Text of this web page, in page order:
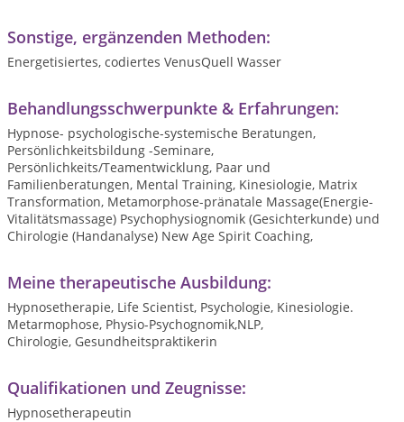
Sonstige, ergänzenden Methoden:
Energetisiertes, codiertes VenusQuell Wasser
Behandlungsschwerpunkte & Erfahrungen:
Hypnose- psychologische-systemische Beratungen,
Persönlichkeitsbildung -Seminare,
Persönlichkeits/Teamentwicklung, Paar und
Familienberatungen, Mental Training, Kinesiologie, Matrix
Transformation, Metamorphose-pränatale Massage(Energie-
Vitalitätsmassage) Psychophysiognomik (Gesichterkunde) und
Chirologie (Handanalyse) New Age Spirit Coaching,
Meine therapeutische Ausbildung:
Hypnosetherapie, Life Scientist, Psychologie, Kinesiologie.
Metarmophose, Physio-Psychognomik,NLP,
Chirologie, Gesundheitspraktikerin
Qualifikationen und Zeugnisse:
Hypnosetherapeutin